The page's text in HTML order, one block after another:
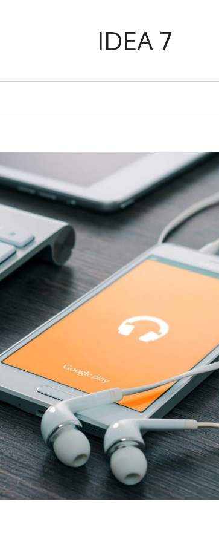
IDEA 7